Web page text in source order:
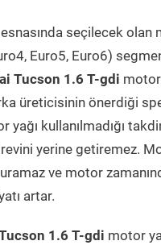
seçilecek olan
Euro5, Euro6)
Tucson 1.6 T-gdi motor
üreticisinin önerdiği
yağı kullanılmadığı
yerine getiremez.
ve motor
artar.
1.6 T-gdi motor